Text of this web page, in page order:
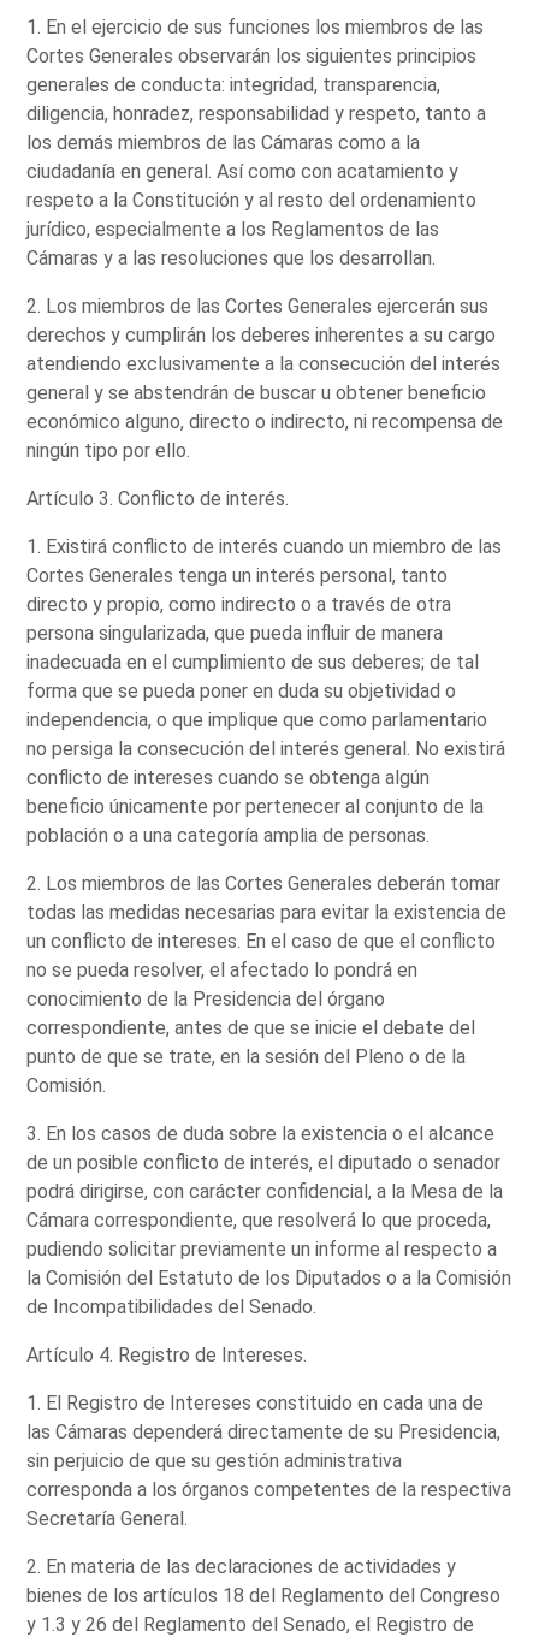
1. En el ejercicio de sus funciones los miembros de las
Cortes Generales observarán los siguientes principios
generales de conducta: integridad, transparencia,
diligencia, honradez, responsabilidad y respeto, tanto a
los demás miembros de las Cámaras como a la
ciudadanía en general. Así como con acatamiento y
respeto a la Constitución y al resto del ordenamiento
jurídico, especialmente a los Reglamentos de las
Cámaras y a las resoluciones que los desarrollan.
2. Los miembros de las Cortes Generales ejercerán sus
derechos y cumplirán los deberes inherentes a su cargo
atendiendo exclusivamente a la consecución del interés
general y se abstendrán de buscar u obtener beneficio
económico alguno, directo o indirecto, ni recompensa de
ningún tipo por ello.
Artículo 3. Conflicto de interés.
1. Existirá conflicto de interés cuando un miembro de las
Cortes Generales tenga un interés personal, tanto
directo y propio, como indirecto o a través de otra
persona singularizada, que pueda influir de manera
inadecuada en el cumplimiento de sus deberes; de tal
forma que se pueda poner en duda su objetividad o
independencia, o que implique que como parlamentario
no persiga la consecución del interés general. No existirá
conflicto de intereses cuando se obtenga algún
beneficio únicamente por pertenecer al conjunto de la
población o a una categoría amplia de personas.
2. Los miembros de las Cortes Generales deberán tomar
todas las medidas necesarias para evitar la existencia de
un conflicto de intereses. En el caso de que el conflicto
no se pueda resolver, el afectado lo pondrá en
conocimiento de la Presidencia del órgano
correspondiente, antes de que se inicie el debate del
punto de que se trate, en la sesión del Pleno o de la
Comisión.
3. En los casos de duda sobre la existencia o el alcance
de un posible conflicto de interés, el diputado o senador
podrá dirigirse, con carácter confidencial, a la Mesa de la
Cámara correspondiente, que resolverá lo que proceda,
pudiendo solicitar previamente un informe al respecto a
la Comisión del Estatuto de los Diputados o a la Comisión
de Incompatibilidades del Senado.
Artículo 4. Registro de Intereses.
1. El Registro de Intereses constituido en cada una de
las Cámaras dependerá directamente de su Presidencia,
sin perjuicio de que su gestión administrativa
corresponda a los órganos competentes de la respectiva
Secretaría General.
2. En materia de las declaraciones de actividades y
bienes de los artículos 18 del Reglamento del Congreso
y 1.3 y 26 del Reglamento del Senado, el Registro de